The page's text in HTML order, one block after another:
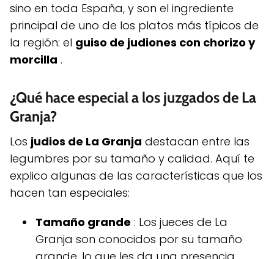
sino en toda España, y son el ingrediente
principal de uno de los platos más típicos de
la región: el guiso de judiones con chorizo ​​y
morcilla .
¿Qué hace especial a los juzgados de La
Granja?
Los judios de La Granja destacan entre las
legumbres por su tamaño y calidad. Aquí te
explico algunas de las características que los
hacen tan especiales:
Tamaño grande : Los jueces de La
Granja son conocidos por su tamaño